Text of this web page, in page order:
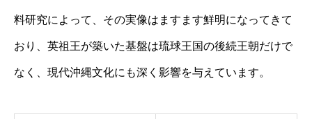
料研究によって、その実像はますます鮮明になってきて
おり、英祖王が築いた基盤は琉球王国の後続王朝だけで
なく、現代沖縄文化にも深く影響を与えています。